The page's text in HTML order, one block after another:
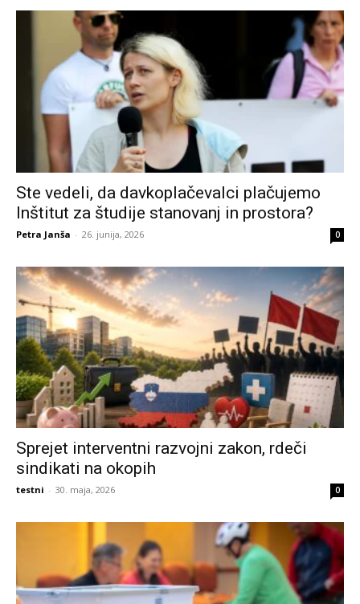
Ste vedeli, da davkoplačevalci plačujemo
Inštitut za študije stanovanj in prostora?
Petra Janša - 26. junija, 2026 0
Sprejet interventni razvojni zakon, rdeči
sindikati na okopih
testni - 30. maja, 2026 0